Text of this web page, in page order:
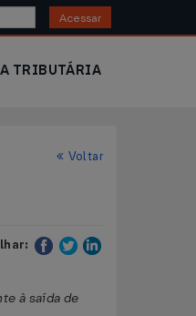
Acessar
TRIBUTÁRIA
Voltar
à saída de